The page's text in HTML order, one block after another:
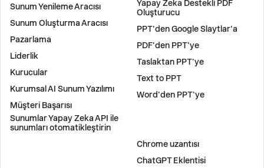
Sunum Yenileme Aracısı
Sunum Oluşturma Aracısı
Pazarlama
Liderlik
Kurucular
Kurumsal AI Sunum Yazılımı
Müşteri Başarısı
Sunumlar Yapay Zeka API ile
sunumları otomatikleştirin
Yapay Zeka Destekli PDF
Oluşturucu
PPT'den Google Slaytlar'a
PDF'den PPT'ye
Taslaktan PPT'ye
Text to PPT
Word'den PPT'ye
Chrome uzantısı
ChatGPT Eklentisi